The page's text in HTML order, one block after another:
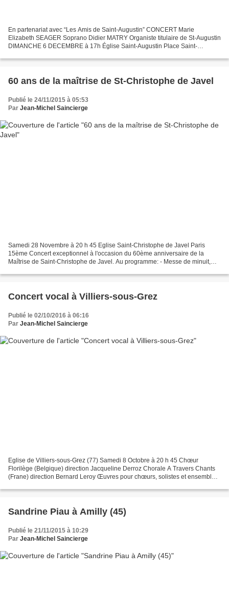
En partenariat avec “Les Amis de Saint-Augustin” CONCERT Marie
Elizabeth SEAGER Soprano Didier MATRY Organiste titulaire de St-Augustin
DIMANCHE 6 DECEMBRE à 17h Église Saint-Augustin Place Saint-
60 ans de la maîtrise de St-Christophe de Javel
Publié le 24/11/2015 à 05:53
Par Jean-Michel Saincierge
Samedi 28 Novembre à 20 h 45 Eglise Saint-Christophe de Javel Paris
15ème Concert exceptionnel à l'occasion du 60ème anniversaire de la
Maîtrise de Saint-Christophe de Javel. Au programme: - Messe de minuit,
Concert vocal à Villiers-sous-Grez
Publié le 02/10/2016 à 06:16
Par Jean-Michel Saincierge
Eglise de Villiers-sous-Grez (77) Samedi 8 Octobre à 20 h 45 Chœur
Florilège (Belgique) direction Jacqueline Derroz Chorale A Travers Chants
(Frane) direction Bernard Leroy Œuvres pour chœurs, solistes et ensemble
Sandrine Piau à Amilly (45)
Publié le 21/11/2015 à 10:29
Par Jean-Michel Saincierge